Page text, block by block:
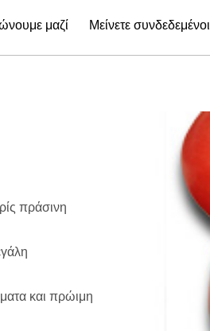
μαζί Μείνετε συνδεδεμένοι
πράσινη
και πρώιμη